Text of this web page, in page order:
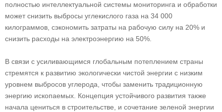
полностью интеллектуальной системы мониторинга и обработки
может снизить выбросы углекислого газа на 34 000
килограммов, сэкономить затраты на рабочую силу на 20% и
снизить расходы на электроэнергию на 50%.
В связи с усиливающимся глобальным потеплением страны
стремятся к развитию экологически чистой энергии с низким
уровнем выбросов углерода, чтобы заменить традиционную
энергию ископаемых. Концепция устойчивого развития также
начала цениться в строительстве, и сочетание зеленой энергии